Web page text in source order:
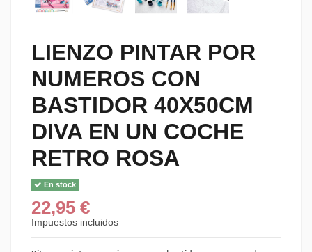
LIENZO PINTAR POR
NUMEROS CON
BASTIDOR 40X50CM
DIVA EN UN COCHE
RETRO ROSA
En stock
22,95 €
Impuestos incluidos